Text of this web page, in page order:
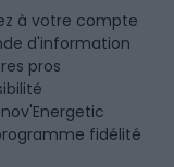
à votre compte
d'information
pros
fidélité